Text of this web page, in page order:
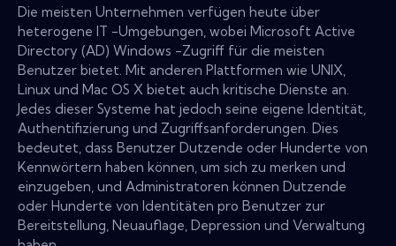
Die meisten Unternehmen verfügen heute über
heterogene IT -Umgebungen, wobei Microsoft Active
Directory (AD) Windows -Zugriff für die meisten
Benutzer bietet. Mit anderen Plattformen wie UNIX,
Linux und Mac OS X bietet auch kritische Dienste an.
Jedes dieser Systeme hat jedoch seine eigene Identität,
Authentifizierung und Zugriffsanforderungen. Dies
bedeutet, dass Benutzer Dutzende oder Hunderte von
Kennwörtern haben können, um sich zu merken und
einzugeben, und Administratoren können Dutzende
oder Hunderte von Identitäten pro Benutzer zur
Bereitstellung, Neuauflage, Depression und Verwaltung